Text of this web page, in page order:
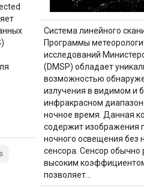
Система линейного
Программы
исследований
(DMSP) обладает
возможностью
излучения в видимом и
инфракрасном
ночное время. Данная
содержит изображения
ночного освещения без
сенсора. Сенсор обычно
высоким
позволяет…